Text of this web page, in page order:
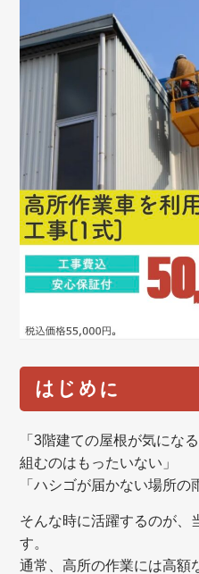
はじめに
「3階建ての屋根が気にな
組むのはもったいない」
「ハシゴが届かない場所の
そんな時に活躍するのが、
す。
通常、高所の作業には高額